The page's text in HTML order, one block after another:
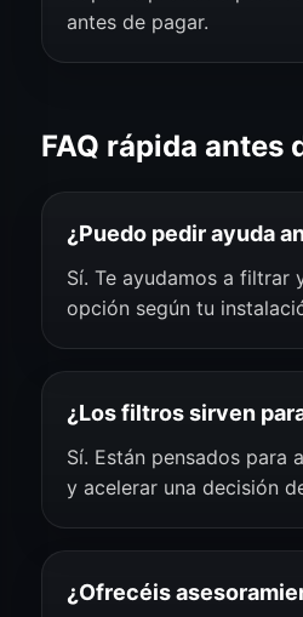
antes de pagar.
FAQ rápida antes
¿Puedo pedir ayuda
Sí. Te ayudamos a filtrar
opción según tu
¿Los filtros sirven
Sí. Están pensados para
y acelerar una decisión
¿Ofrecéis